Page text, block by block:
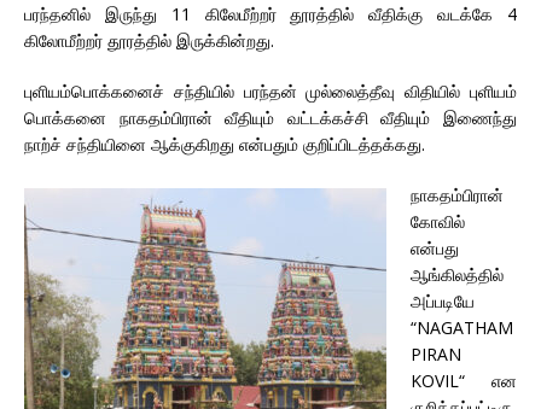
பரந்தனில் இருந்து 11 கிலேமீற்றர் தூரத்தில் வீதிக்கு வடக்கே 4
கிலோமீற்றர் தூரத்தில் இருக்கின்றது.
புளியம்பொக்கனைச் சந்தியில் பரந்தன் முல்லைத்தீவு விதியில் புளியம்
பொக்கனை நாகதம்பிரான் வீதியும் வட்டக்கச்சி வீதியும் இணைந்து
நாற்ச் சந்தியினை ஆக்குகிறது என்பதும் குறிப்பிடத்தக்கது.
நாகதம்பிரான்
கோவில்
என்பது
ஆங்கிலத்தில்
அப்படியே
“NAGATHAM
PIRAN
KOVIL“ என